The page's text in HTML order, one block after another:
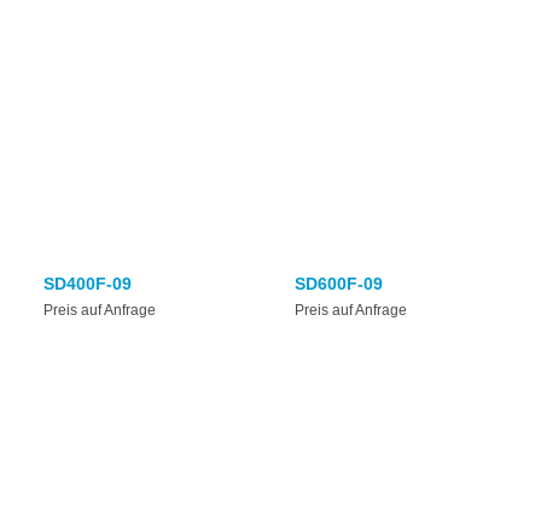
SD400F-09
Preis auf Anfrage
SD600F-09
Preis auf Anfrage